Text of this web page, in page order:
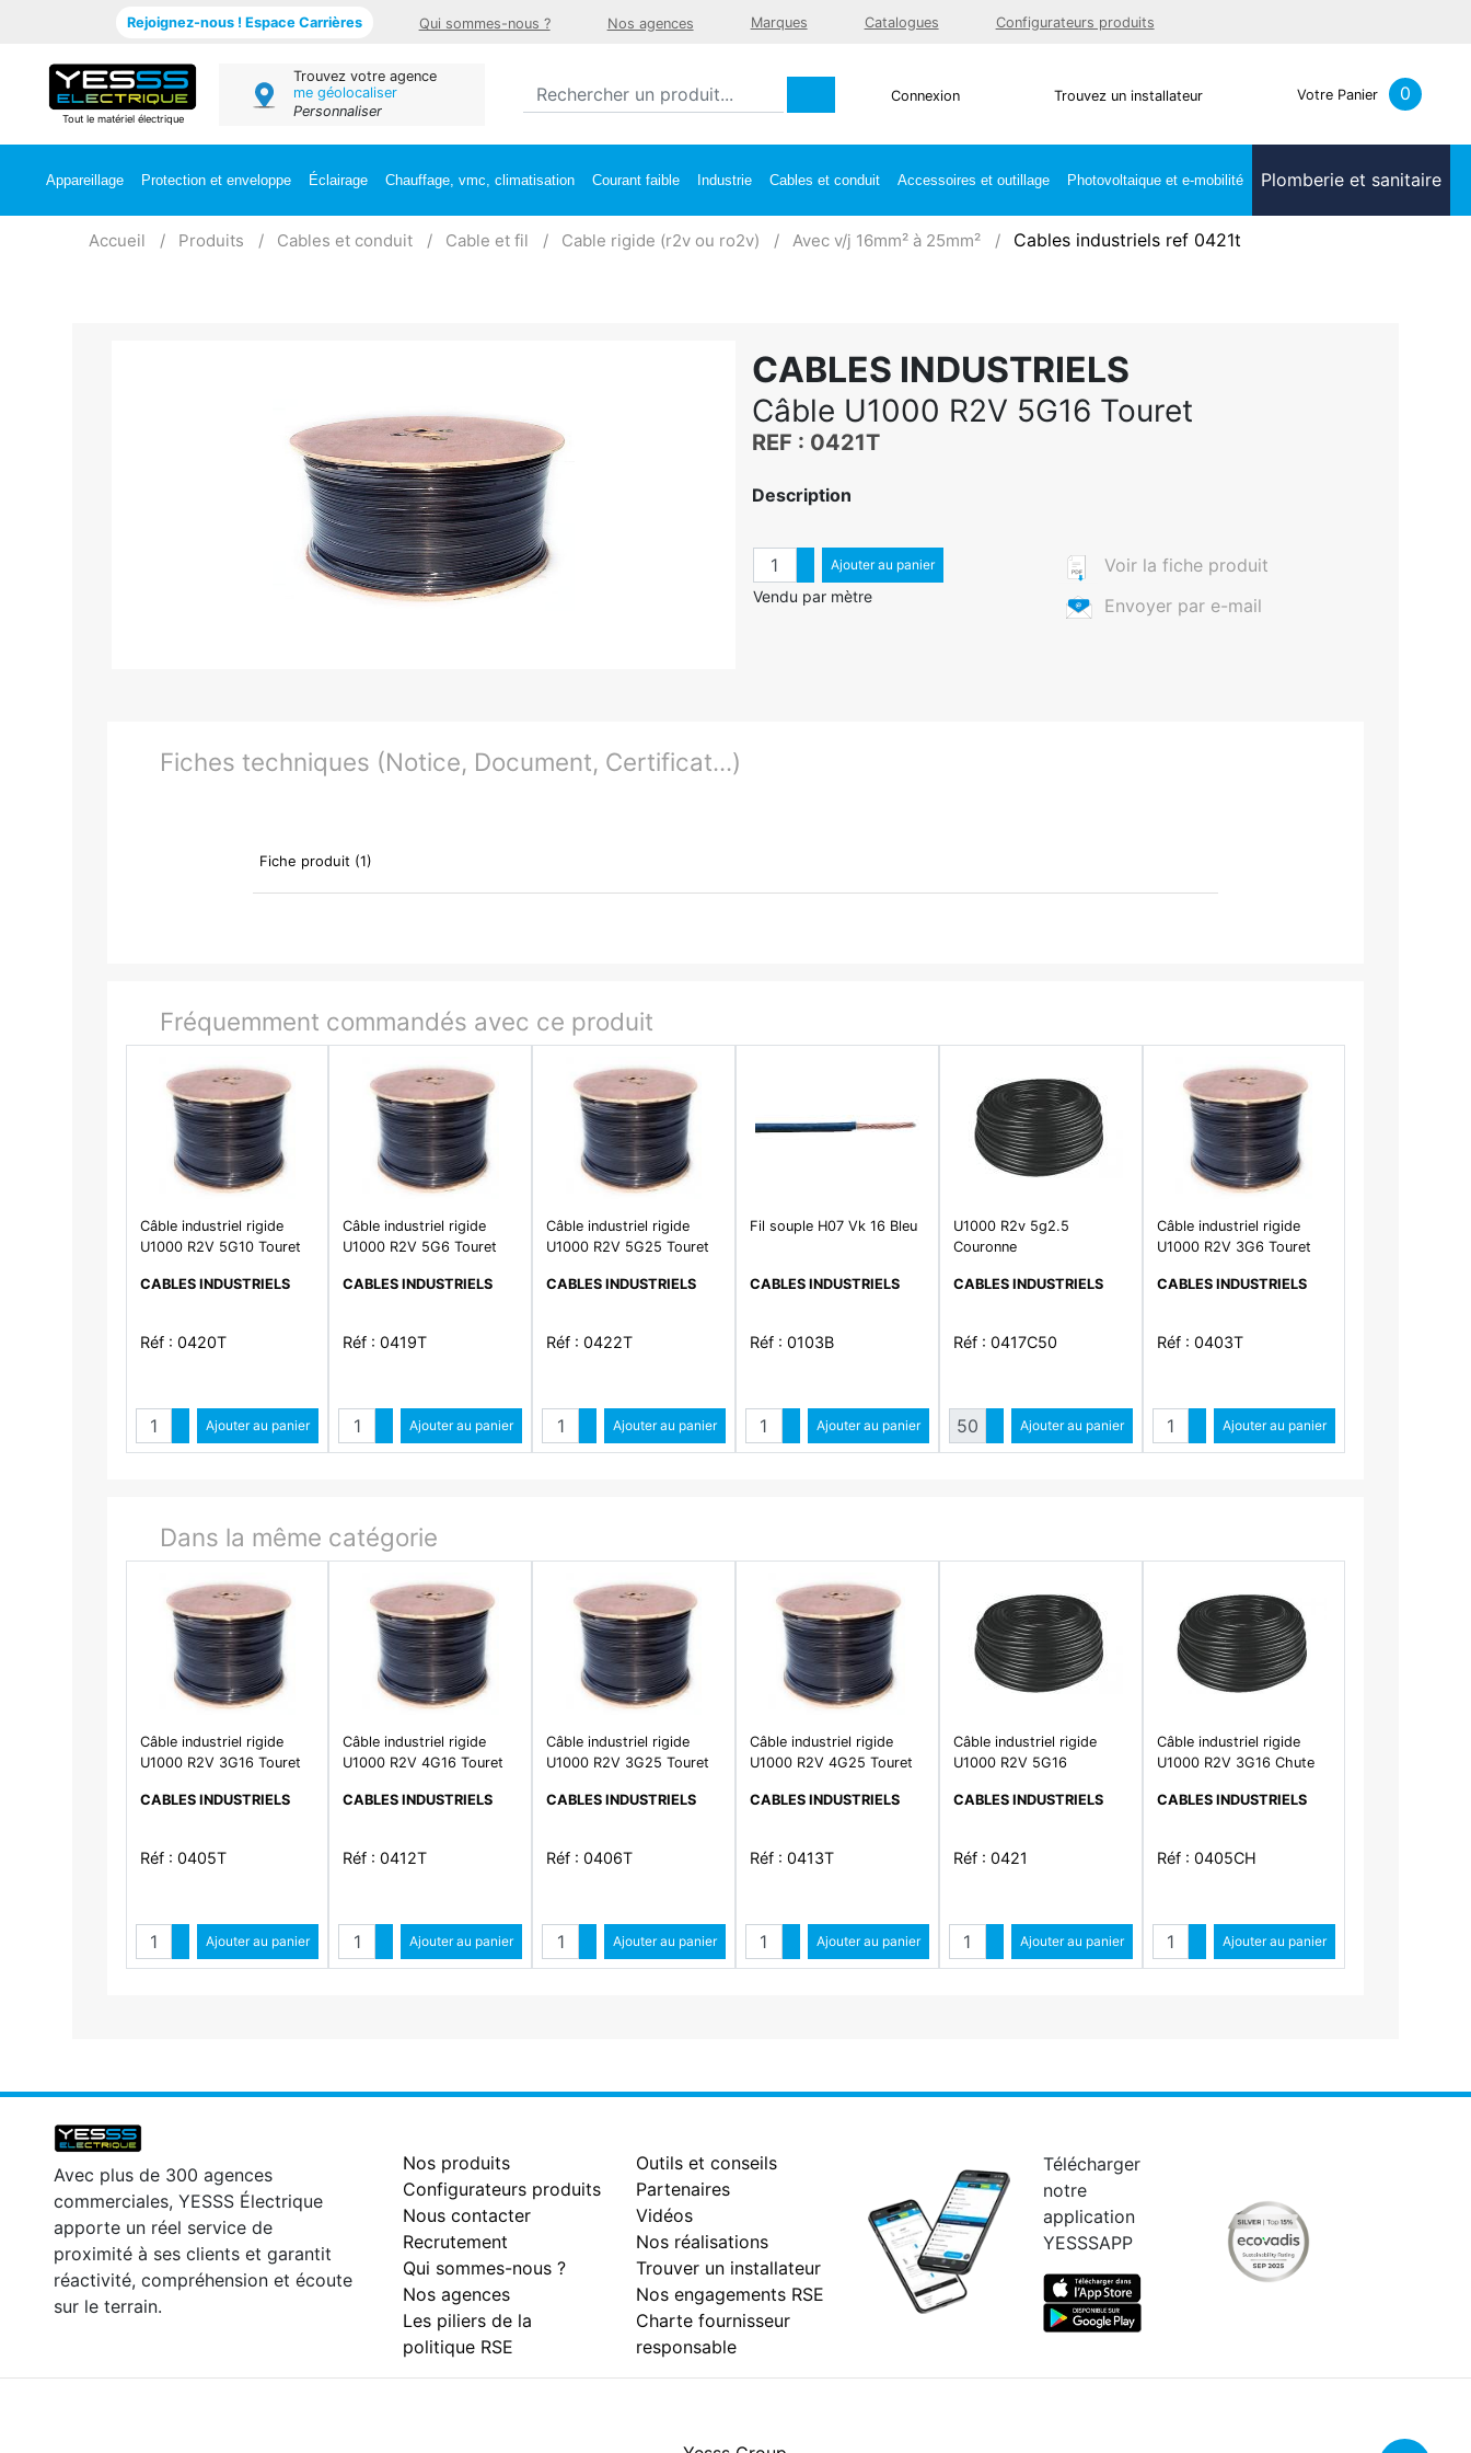
Rejoignez-nous ! Espace Carrières Qui sommes-nous ? Nos agences Marques Catalogues Configurateurs produits
Tout le matériel électrique
Trouvez votre agence
me géolocaliser
Personnaliser
Connexion Trouvez un installateur Votre Panier 0
Appareillage Protection et enveloppe Éclairage Chauffage, vmc, climatisation Courant faible Industrie Cables et conduit Accessoires et outillage Photovoltaique et e-mobilité Plomberie et sanitaire
Accueil Produits Cables et conduit Cable et fil Cable rigide (r2v ou ro2v) Avec v/j 16mm² à 25mm² Cables industriels ref 0421t
CABLES INDUSTRIELS
Câble U1000 R2V 5G16 Touret
REF : 0421T
Description
QuantitéAugmenter quantité
Diminuer quantité
Ajouter au panier
Vendu par mètre
Voir la fiche produit
Envoyer par e-mail
Fiches techniques (Notice, Document, Certificat...)
Fiche produit (1)
Fréquemment commandés avec ce produit
Câble industriel rigide
U1000 R2V 5G10 Touret
CABLES INDUSTRIELS
Réf : 0420T
Quantité
Augmenter quantité
Diminuer quantité
Ajouter au panier
Câble industriel rigide
U1000 R2V 5G6 Touret
CABLES INDUSTRIELS
Réf : 0419T
Quantité
Augmenter quantité
Diminuer quantité
Ajouter au panier
Câble industriel rigide
U1000 R2V 5G25 Touret
CABLES INDUSTRIELS
Réf : 0422T
Quantité
Augmenter quantité
Diminuer quantité
Ajouter au panier
Fil souple H07 Vk 16 Bleu
CABLES INDUSTRIELS
Réf : 0103B
Quantité
Augmenter quantité
Diminuer quantité
Ajouter au panier
U1000 R2v 5g2.5
Couronne
CABLES INDUSTRIELS
Réf : 0417C50
Quantité
Augmenter quantité
Diminuer quantité
Ajouter au panier
Câble industriel rigide
U1000 R2V 3G6 Touret
CABLES INDUSTRIELS
Réf : 0403T
Quantité
Augmenter quantité
Diminuer quantité
Ajouter au panier
Dans la même catégorie
Câble industriel rigide
U1000 R2V 3G16 Touret
CABLES INDUSTRIELS
Réf : 0405T
QuantitéAugmenter quantité
Diminuer quantité
Ajouter au panier
Câble industriel rigide
U1000 R2V 4G16 Touret
CABLES INDUSTRIELS
Réf : 0412T
QuantitéAugmenter quantité
Diminuer quantité
Ajouter au panier
Câble industriel rigide
U1000 R2V 3G25 Touret
CABLES INDUSTRIELS
Réf : 0406T
QuantitéAugmenter quantité
Diminuer quantité
Ajouter au panier
Câble industriel rigide
U1000 R2V 4G25 Touret
CABLES INDUSTRIELS
Réf : 0413T
QuantitéAugmenter quantité
Diminuer quantité
Ajouter au panier
Câble industriel rigide
U1000 R2V 5G16
CABLES INDUSTRIELS
Réf : 0421
QuantitéAugmenter quantité
Diminuer quantité
Ajouter au panier
Câble industriel rigide
U1000 R2V 3G16 Chute
CABLES INDUSTRIELS
Réf : 0405CH
QuantitéAugmenter quantité
Diminuer quantité
Ajouter au panier
Avec plus de 300 agences
commerciales, YESSS Électrique
apporte un réel service de
proximité à ses clients et garantit
réactivité, compréhension et écoute
sur le terrain.
Nos produits
Configurateurs produits
Nous contacter
Recrutement
Qui sommes-nous ?
Nos agences
Les piliers de la
politique RSE
Outils et conseils
Partenaires
Vidéos
Nos réalisations
Trouver un installateur
Nos engagements RSE
Charte fournisseur
responsable
Télécharger
notre
application
YESSSAPP